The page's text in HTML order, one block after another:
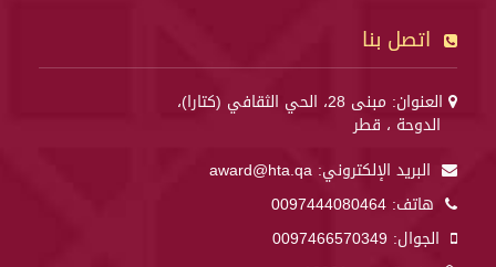
اتصل بنا
العنوان: مبنى 28، الحي الثقافي (كتارا)،
الدوحة ، قطر
البريد الإلكتروني: award@hta.qa
هاتف: 0097444080464
الجوال: 0097466570349